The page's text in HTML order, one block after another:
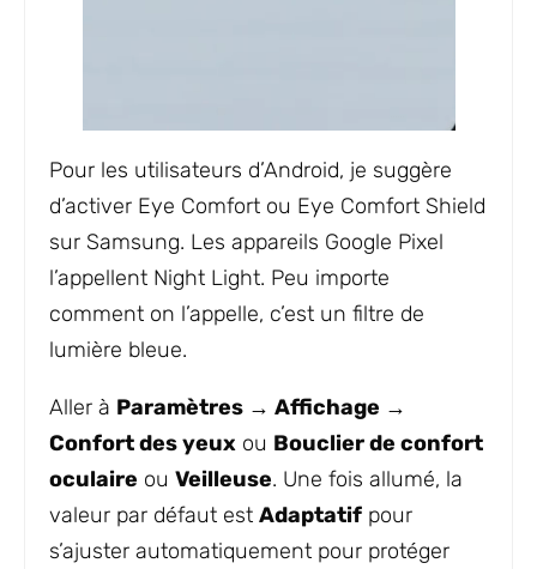
Pour les utilisateurs d’Android, je suggère
d’activer Eye Comfort ou Eye Comfort Shield
sur Samsung. Les appareils Google Pixel
l’appellent Night Light. Peu importe
comment on l’appelle, c’est un filtre de
lumière bleue.
Aller à Paramètres → Affichage →
Confort des yeux ou Bouclier de confort
oculaire ou Veilleuse. Une fois allumé, la
valeur par défaut est Adaptatif pour
s’ajuster automatiquement pour protéger